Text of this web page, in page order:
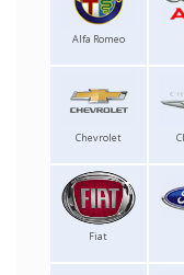
Alfa Romeo
Chevrolet
Fiat